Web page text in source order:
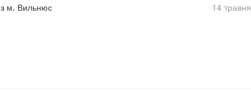
з м. Вильнюс 14 травня